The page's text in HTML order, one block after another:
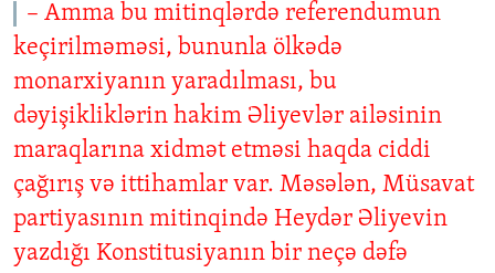
– Amma bu mitinqlərdə referendumun
keçirilməməsi, bununla ölkədə
monarxiyanın yaradılması, bu
dəyişikliklərin hakim Əliyevlər ailəsinin
maraqlarına xidmət etməsi haqda ciddi
çağırış və ittihamlar var. Məsələn, Müsavat
partiyasının mitinqində Heydər Əliyevin
yazdığı Konstitusiyanın bir neçə dəfə